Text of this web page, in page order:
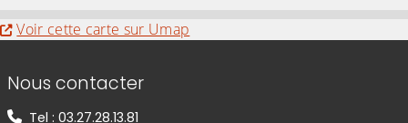
Evitez la carte interactive ci-après et aller au
Voir cette carte sur Umap
Informations de contact
Nous contacter
Tel : 03.27.28.13.81